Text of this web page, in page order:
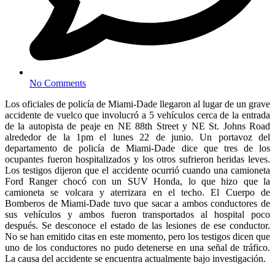
No Comments
Los oficiales de policía de Miami-Dade llegaron al lugar de un grave
accidente de vuelco que involucró a 5 vehículos cerca de la entrada
de la autopista de peaje en NE 88th Street y NE St. Johns Road
alrededor de la 1pm el lunes 22 de junio. Un portavoz del
departamento de policía de Miami-Dade dice que tres de los
ocupantes fueron hospitalizados y los otros sufrieron heridas leves.
Los testigos dijeron que el accidente ocurrió cuando una camioneta
Ford Ranger chocó con un SUV Honda, lo que hizo que la
camioneta se volcara y aterrizara en el techo. El Cuerpo de
Bomberos de Miami-Dade tuvo que sacar a ambos conductores de
sus vehículos y ambos fueron transportados al hospital poco
después. Se desconoce el estado de las lesiones de ese conductor.
No se han emitido citas en este momento, pero los testigos dicen que
uno de los conductores no pudo detenerse en una señal de tráfico.
La causa del accidente se encuentra actualmente bajo investigación.